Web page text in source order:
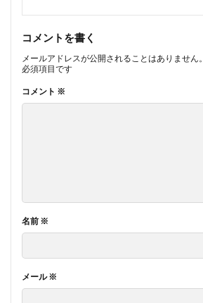
コメントを書く
メールアドレスが公開されることはありません。
必須項目です
コメント ※
名前 ※
メール※